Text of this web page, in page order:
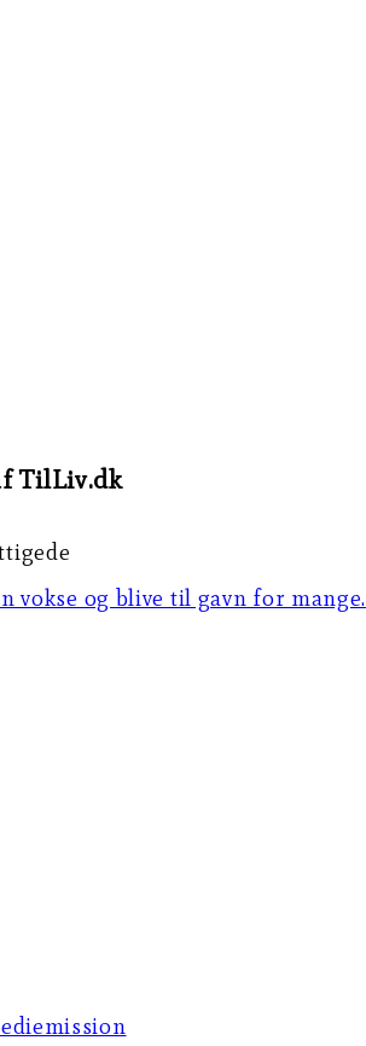
TilLiv.dk
vokse og blive til gavn for mange.